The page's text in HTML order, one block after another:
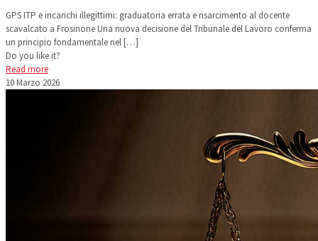
GPS ITP e incarichi illegittimi: graduatoria errata e risarcimento al docente
scavalcato a Frosinone Una nuova decisione del Tribunale del Lavoro conferma
un principio fondamentale nel[…]
Do you like it?
Read more
10 Marzo 2026